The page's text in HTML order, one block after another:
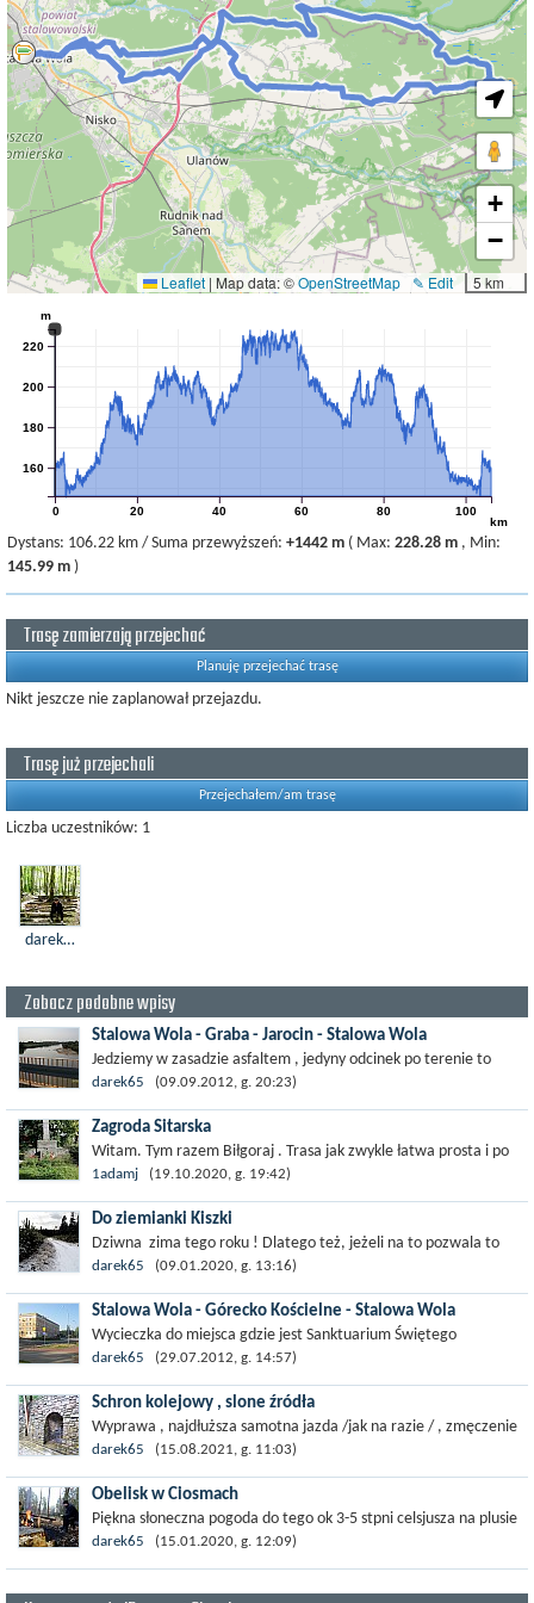
+
−
5 km
✎ Edit
Leaflet | Map data: ©OpenStreetMap
0 20 40 60 80 100
km
160
180
200
220
m
Dystans: 106.22 km / Suma przewyższeń: +1442 m ( Max: 228.28 m , Min:
145.99 m )
Trasę zamierzają przejechać
Planuję przejechać trasę
Nikt jeszcze nie zaplanował przejazdu.
Trasę już przejechali
Przejechałem/am trasę
Liczba uczestników: 1
darek65
Zobacz podobne wpisy
Stalowa Wola - Graba - Jarocin - Stalowa Wola
Jedziemy w zasadzie asfaltem , jedyny odcinek po terenie to
miedzy Jarocinem i wsią Graba . Następnie przez Wasile ,
Przymiarki ,do Jarocina i...
darek65 (09.09.2012, g. 20:23)
Zagroda Sitarska
Witam. Tym razem Biłgoraj . Trasa jak zwykle łatwa prosta i po
asfalcie. Miasto ładne i ciekawe , wiele miejsc do zobaczenia.
Zagroda sitarska...
1adamj (19.10.2020, g. 19:42)
Do ziemianki Kiszki
Dziwna zima tego roku ! Dlatego też, jeżeli na to pozwala to
jedziemy i poznajemy nowe miejsca. Ziemianka Kiszki !!
Oczywiście po ziemiance...
darek65 (09.01.2020, g. 13:16)
Stalowa Wola - Górecko Kościelne - Stalowa Wola
Wycieczka do miejsca gdzie jest Sanktuarium Świętego
Stanisława , gdzie w 1944 roku w czerwcu dogorywali
partyzanci w tym przypadku z AL . Jak...
darek65 (29.07.2012, g. 14:57)
Schron kolejowy , slone źródła
Wyprawa , najdłuższa samotna jazda /jak na razie / , zmęczenie
było, kask się przydał , jak wygarnąłem orzełka , nie na...
darek65 (15.08.2021, g. 11:03)
Obelisk w Ciosmach
Piękna słoneczna pogoda do tego ok 3-5 stpni celsjusza na plusie
i to w połowie stycznia , więc zbieramy się na wyjazd. Wyjazd do
Ciosm. Byłem tam...
darek65 (15.01.2020, g. 12:09)